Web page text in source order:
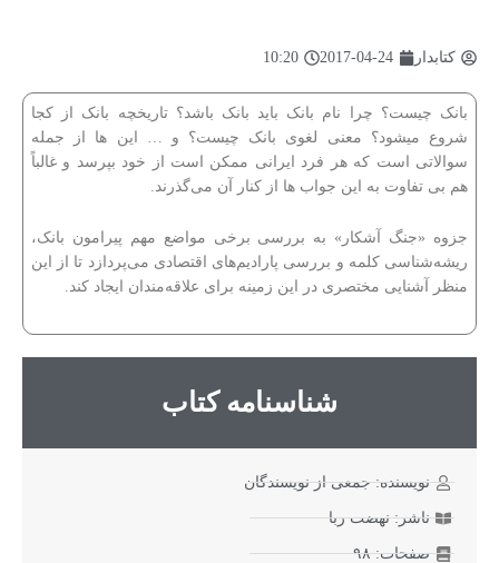
کتابدار 2017-04-24
10:20
بانک چیست؟ چرا نام بانک باید بانک باشد؟ تاریخچه بانک از کجا
شروع میشود؟ معنی لغوی بانک چیست؟ و … این ها از جمله
سوالاتی است که هر فرد ایرانی ممکن است از خود بپرسد و غالباً
هم بی تفاوت به این جواب ها از کنار آن می‌گذرند.
جزوه «جنگ آشکار» به بررسی برخی مواضع مهم پیرامون بانک،
ریشه‌شناسی کلمه و بررسی پارادیم‌های اقتصادی می‌پردازد تا از این
منظر آشنایی مختصری در این زمینه برای علاقه‌مندان ایجاد کند.
شناسنامه کتاب
نویسنده: جمعی از نویسندگان
ناشر: نهضت ربا
صفحات: ۹۸